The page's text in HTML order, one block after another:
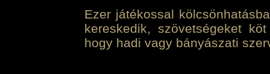
Ezer játékossal
kereskedik, szövetségeket
hogy hadi vagy bányászati